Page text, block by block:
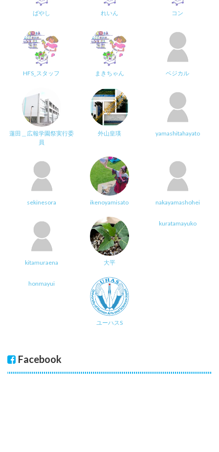
ばやし れいん コン
HFS_スタッフ まきちゃん ベジカル
蓮田＿広報学園祭実行委
員
外山皇瑛 yamashitahayato
sekinesora ikenoyamisato nakayamashohei
kitamuraena 大平
kuratamayuko
honmayui
ユーハスS
Facebook